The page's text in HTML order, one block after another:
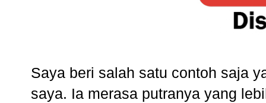
Saya beri salah satu contoh saja
saya. Ia merasa putranya yang